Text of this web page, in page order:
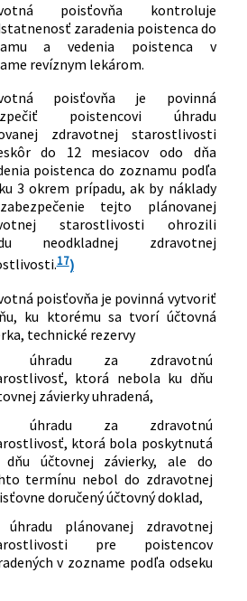
niektoré zákony
ktorým sa mení a dopĺňa zákon
461/2003 Z. z. o sociálnom poistení v
neskorších predpisov a ktorým sa
a dopĺňajú niektoré zákony
ktorým sa mení a dopĺňa zákon
363/2011 Z. z. o rozsahu a
úhrady liekov,
pomôcok a
potravín na základe
zdravotného poistenia a o
a doplnení niektorých zákonov
neskorších predpisov a ktorým
menia a dopĺňajú niektoré zákony
ktorým sa mení a dopĺňa zákon
576/2004 Z. z. o zdravotnej
službách súvisiacich s
zdravotnej
a o zmene a doplnení
zákonov v znení neskorších
a ktorým sa menia a
niektoré zákony
ktorým sa mení a dopĺňa zákon
576/2004 Z. z. o zdravotnej
službách súvisiacich s
zdravotnej
a o zmene a doplnení
zákonov v znení neskorších
a ktorým sa menia a
niektoré zákony
poisťovňa kontroluje
zaradenia poistenca do
a vedenia poistenca v
revíznym lekárom.
poisťovňa je povinná
poistencovi úhradu
zdravotnej starostlivosti
do 12 mesiacov odo dňa
poistenca do zoznamu podľa
3 okrem prípadu, ak by náklady
tejto plánovanej
starostlivosti ohrozili
neodkladnej zdravotnej
17)
poisťovňa je povinná vytvoriť
ku ktorému sa tvorí účtovná
technické rezervy
úhradu za zdravotnú
ktorá nebola ku dňu
závierky uhradená,
úhradu za zdravotnú
ktorá bola poskytnutá
dňu účtovnej závierky, ale do
termínu nebol do zdravotnej
doručený účtovný doklad,
úhradu plánovanej zdravotnej
pre poistencov
v zozname podľa odseku